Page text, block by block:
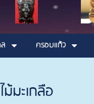
ครอบแก้ว
มะเกลือ